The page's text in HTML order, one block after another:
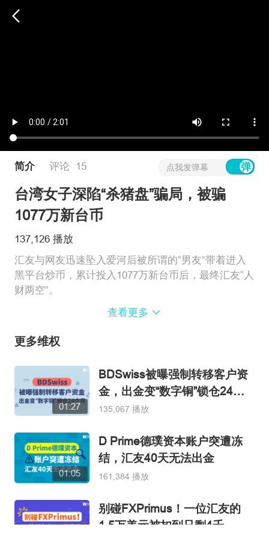
简介 评论 15 点我发弹幕
台湾女子深陷“杀猪盘”骗局，被骗
1077万新台币
137,126 播放
汇友与网友迅速坠入爱河后被所谓的“男友”带着进入
黑平台炒币，累计投入1077万新台币后，最终汇友“人
财两空”。
https://www.fx110.com/special/10475
查看更多
更多维权
01:27
BDSwiss被曝强制转移客户资
金，出金变“数字铜”锁仓24个
月
135,067 播放
01:05
D Prime德璞资本账户突遭冻
结，汇友40天无法出金
161,384 播放
别碰FXPrimus！一位汇友的
1.5万美元被扣到只剩4千